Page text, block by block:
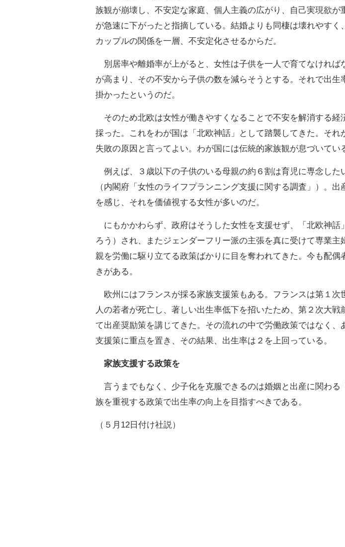
族観が崩壊し、不安定な家庭、個人主義の広がり、自己実現欲が
が急速に下がったと指摘している。結婚よりも同棲は壊れやすく
カップルの関係を一層、不安定化させるからだ。
別居率や離婚率が上がると、女性は子供を一人で育てなければ
が高まり、その不安から子供の数を減らそうとする。それで出生
掛かったというのだ。
そのため北欧は女性が働きやすくなることで不安を解消する経
採った。これをわが国は「北欧神話」として踏襲してきた。それ
失敗の原因と言ってよい。わが国には伝統的家族観が息づいてい
例えば、３歳以下の子供のいる母親の約６割は育児に専念した
（内閣府「女性のライフプランニング支援に関する調査」）。出
を感じ、それを価値視する女性が多いのだ。
にもかかわらず、政府はそうした女性を支援せず、「北欧神話
ろう）され、またジェンダーフリー派の主張を真に受けて専業主
親を労働に駆り立てる政策ばかりに目を奪われてきた。今も配偶
きがある。
欧州にはフランスが採る家族支援策もある。フランスは第１次
人の若者が死亡し、著しい出生率低下を招いたため、第２次大戦
て出産奨励策を講じてきた。その流れの中で労働政策ではなく、
支援策に重点を置き、その結果、出生率は２を上回っている。
家族支援する政策を
言うまでもなく、少子化を克服できるのは婚姻と出産に関わる
族を重視する政策で出生率の向上を目指すべきである。
（５月12日付け社説）